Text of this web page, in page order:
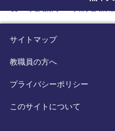
サイトマップ
教職員の方へ
プライバシーポリシー
このサイトについて